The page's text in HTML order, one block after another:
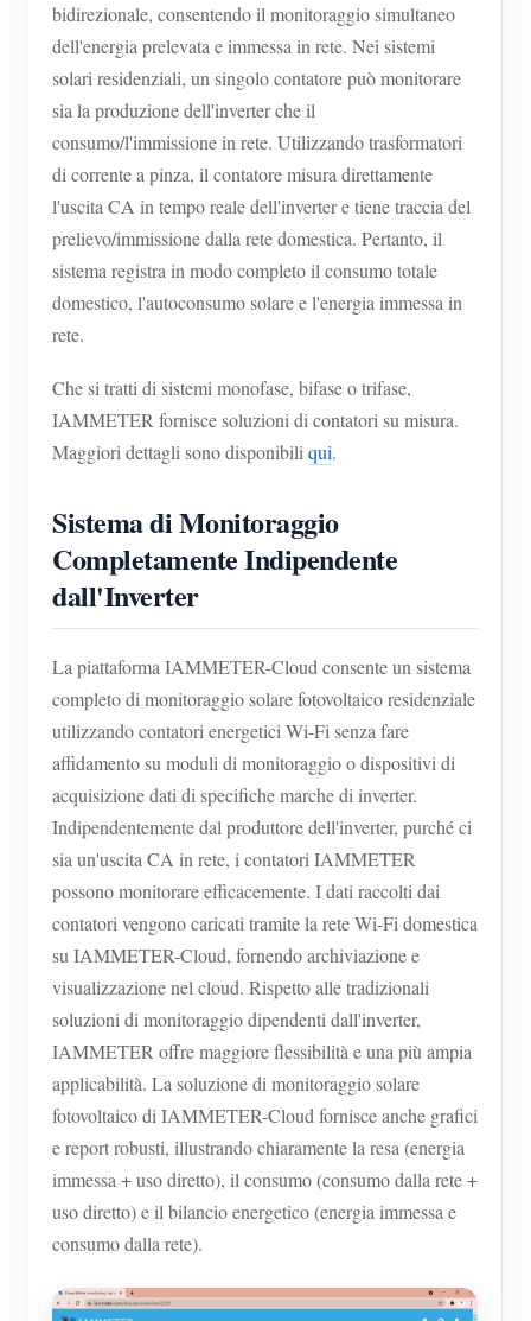
bidirezionale, consentendo il monitoraggio simultaneo
dell'energia prelevata e immessa in rete. Nei sistemi
solari residenziali, un singolo contatore può monitorare
sia la produzione dell'inverter che il
consumo/l'immissione in rete. Utilizzando trasformatori
di corrente a pinza, il contatore misura direttamente
l'uscita CA in tempo reale dell'inverter e tiene traccia del
prelievo/immissione dalla rete domestica. Pertanto, il
sistema registra in modo completo il consumo totale
domestico, l'autoconsumo solare e l'energia immessa in
rete.
Che si tratti di sistemi monofase, bifase o trifase,
IAMMETER fornisce soluzioni di contatori su misura.
Maggiori dettagli sono disponibiliqui.
Sistema di Monitoraggio
Completamente Indipendente
dall'Inverter
La piattaforma IAMMETER-Cloud consente un sistema
completo di monitoraggio solare fotovoltaico residenziale
utilizzando contatori energetici Wi-Fi senza fare
affidamento su moduli di monitoraggio o dispositivi di
acquisizione dati di specifiche marche di inverter.
Indipendentemente dal produttore dell'inverter, purché ci
sia un'uscita CA in rete, i contatori IAMMETER
possono monitorare efficacemente. I dati raccolti dai
contatori vengono caricati tramite la rete Wi-Fi domestica
su IAMMETER-Cloud, fornendo archiviazione e
visualizzazione nel cloud. Rispetto alle tradizionali
soluzioni di monitoraggio dipendenti dall'inverter,
IAMMETER offre maggiore flessibilità e una più ampia
applicabilità. La soluzione di monitoraggio solare
fotovoltaico di IAMMETER-Cloud fornisce anche grafici
e report robusti, illustrando chiaramente la resa (energia
immessa + uso diretto), il consumo (consumo dalla rete +
uso diretto) e il bilancio energetico (energia immessa e
consumo dalla rete).